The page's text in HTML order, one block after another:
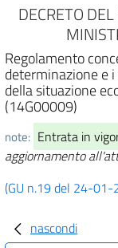
DECRETO
Regolamento
determinazione e
della situazione
(14G00009)
note: Entrata in
aggiornamento
(GU n.19 del 24-01-
nascondi